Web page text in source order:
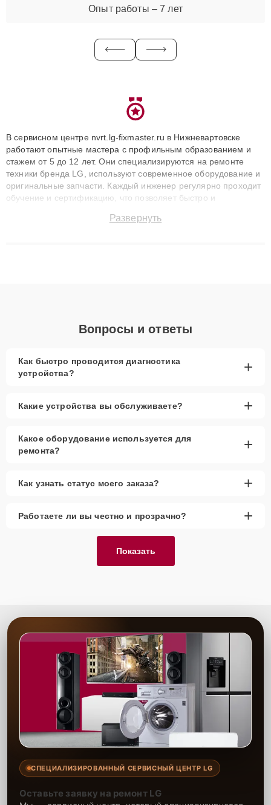
Опыт работы – 7 лет
В сервисном центре nvrt.lg-fixmaster.ru в Нижневартовске
работают опытные мастера с профильным образованием и
стажем от 5 до 12 лет. Они специализируются на ремонте
техники бренда LG, используют современное оборудование и
оригинальные запчасти. Каждый инженер регулярно проходит
обучение и сертификацию, что позволяет быстро и
сохранением гарантии до 3 лет. Наши мастера решают
Развернуть
Вопросы и ответы
Как быстро проводится диагностика
устройства?
+
Какие устройства вы обслуживаете? +
Какое оборудование используется для
ремонта?
+
Как узнать статус моего заказа? +
Работаете ли вы честно и прозрачно? +
Показать
СПЕЦИАЛИЗИРОВАННЫЙ СЕРВИСНЫЙ ЦЕНТР LG
Оставьте заявку на ремонт LG